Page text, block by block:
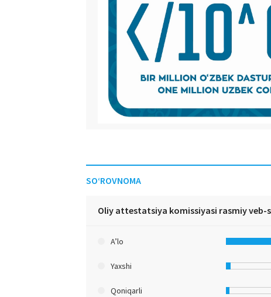
SO‘ROVNOMA
Oliy attestatsiya komissiyasi rasmiy
A’lo
Yaxshi
Qoniqarli